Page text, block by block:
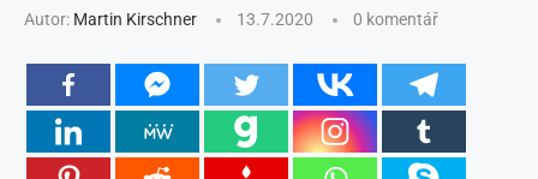
Autor: Martin Kirschner 13.7.2020 0 komentář